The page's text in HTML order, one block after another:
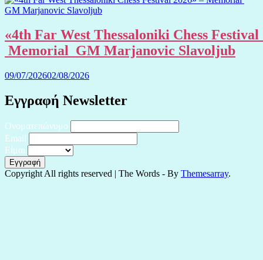
«4th Far West Thessaloniki Chess Festival
Memorial GM Marjanovic Slavoljub
09/07/202602/08/2026
Εγγραφή Newsletter
Ονοματεπώνυμο
Email
Είμαι
Copyright All rights reserved | The Words - By Themesarray.